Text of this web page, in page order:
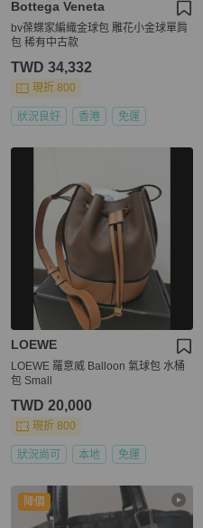
Bottega Veneta
bv葆蝶家編織金球包 雕花小金球單肩
包 稀有中古款
TWD 34,332
現折 800
狀況良好 香港 免運
LOEWE
LOEWE 羅意威 Balloon 氣球包 水桶
包 Small
TWD 20,000
現折 800
狀況尚可 本地 免運
降價